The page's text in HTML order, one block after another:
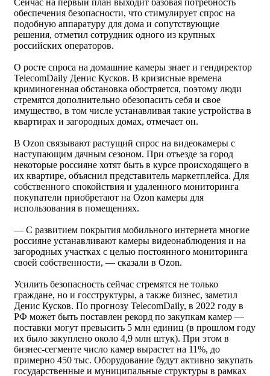
обеспечения безопасности, что стимулирует спрос на
подобную аппаратуру для дома и сопутствующие
решения, отметил сотрудник одного из крупных
российских операторов.
О росте спроса на домашние камеры знает и гендиректор
TelecomDaily Денис Кусков. В кризисные времена
криминогенная обстановка обостряется, поэтому люди
стремятся дополнительно обезопасить себя и свое
имущество, в том числе устанавливая такие устройства в
квартирах и загородных домах, отмечает он.
В Ozon связывают растущий спрос на видеокамеры с
наступающим дачным сезоном. При отъезде за город
некоторые россияне хотят быть в курсе происходящего в
их квартире, объяснил представитель маркетплейса. Для
собственного спокойствия и удаленного мониторинга
покупатели приобретают на Ozon камеры для
использования в помещениях.
— С развитием покрытия мобильного интернета многие
россияне устанавливают камеры видеонаблюдения и на
загородных участках с целью постоянного мониторинга
своей собственности, — сказали в Ozon.
Усилить безопасность сейчас стремятся не только
граждане, но и госструктуры, а также бизнес, заметил
Денис Кусков. По прогнозу TelecomDaily, в 2022 году в
РФ может быть поставлен рекорд по закупкам камер —
поставки могут превысить 5 млн единиц (в прошлом году
их было закуплено около 4,9 млн штук). При этом в
бизнес-сегменте число камер вырастет на 11%, до
примерно 450 тыс. Оборудование будут активно закупать
государственные и муниципальные структуры в рамках